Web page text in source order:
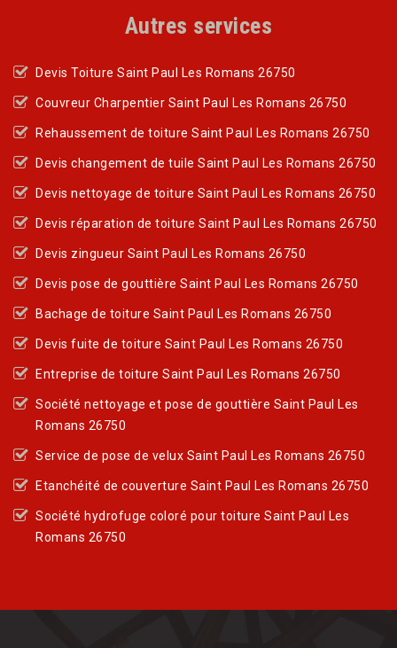
Autres services
Devis Toiture Saint Paul Les Romans 26750
Couvreur Charpentier Saint Paul Les Romans 26750
Rehaussement de toiture Saint Paul Les Romans 26750
Devis changement de tuile Saint Paul Les Romans 26750
Devis nettoyage de toiture Saint Paul Les Romans 26750
Devis réparation de toiture Saint Paul Les Romans 26750
Devis zingueur Saint Paul Les Romans 26750
Devis pose de gouttière Saint Paul Les Romans 26750
Bachage de toiture Saint Paul Les Romans 26750
Devis fuite de toiture Saint Paul Les Romans 26750
Entreprise de toiture Saint Paul Les Romans 26750
Société nettoyage et pose de gouttière Saint Paul Les
Romans 26750
Service de pose de velux Saint Paul Les Romans 26750
Etanchéité de couverture Saint Paul Les Romans 26750
Société hydrofuge coloré pour toiture Saint Paul Les
Romans 26750